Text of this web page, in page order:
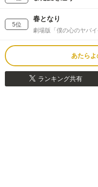
5位
春となり
劇場版「僕の心のヤバ
あたら
ランキング共有